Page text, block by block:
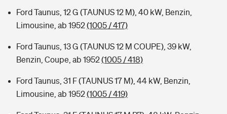
Ford Taunus, 12 G (TAUNUS 12 M), 40 kW, Benzin,
Limousine, ab 1952(1005 / 417)
Ford Taunus, 13 G (TAUNUS 12 M COUPE), 39 kW,
Benzin, Coupe, ab 1952(1005 / 418)
Ford Taunus, 31 F (TAUNUS 17 M), 44 kW, Benzin,
Limousine, ab 1952(1005 / 419)